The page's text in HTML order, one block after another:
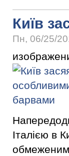
Київ
Пн, 06/25/
Італією в